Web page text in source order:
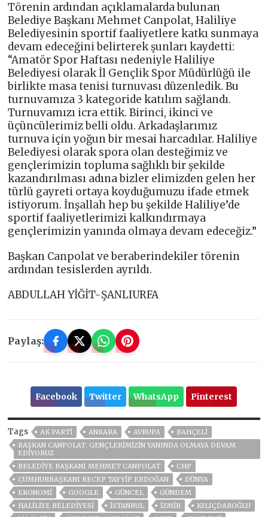
Törenin ardından açıklamalarda bulunan
Belediye Başkanı Mehmet Canpolat, Haliliye
Belediyesinin sportif faaliyetlere katkı sunmaya
devam edeceğini belirterek şunları kaydetti:
“Amatör Spor Haftası nedeniyle Haliliye
Belediyesi olarak İl Gençlik Spor Müdürlüğü ile
birlikte masa tenisi turnuvası düzenledik. Bu
turnuvamıza 3 kategoride katılım sağlandı.
Turnuvamızı icra ettik. Birinci, ikinci ve
üçüncülerimiz belli oldu. Arkadaşlarımız
turnuva için yoğun bir mesai harcadılar. Haliliye
Belediyesi olarak spora olan desteğimiz ve
gençlerimizin topluma sağlıklı bir şekilde
kazandırılması adına bizler elimizden gelen her
türlü gayreti ortaya koyduğumuzu ifade etmek
istiyorum. İnşallah hep bu şekilde Haliliye’de
sportif faaliyetlerimizi kalkındırmaya
gençlerimizin yanında olmaya devam edeceğiz.”
Başkan Canpolat ve beraberindekiler törenin
ardından tesislerden ayrıldı.
ABDULLAH YİĞİT-ŞANLIURFA
Paylaş:
Facebook Twitter WhatsApp Pinterest
Tags AK PARTİ ANKARA AVRUPA
BAHÇELİ
BAŞKAN CANPOLAT: GENÇLERİMİZİN YANINDA OLMAYA DEVAM
EDİYORUZ
BELEDIYE BAŞKANI MEHMET CANPOLAT
CHP
CUMHURBAŞKANI RECEP TAYYIP ERDOĞAN
DÜNYA
EKONOMİ
GOOGLE GÜNCEL
GÜNDEM
HALİLİYE BELEDİYESİ
ISTANBUL İZMIR
KILIÇDAROĞLU